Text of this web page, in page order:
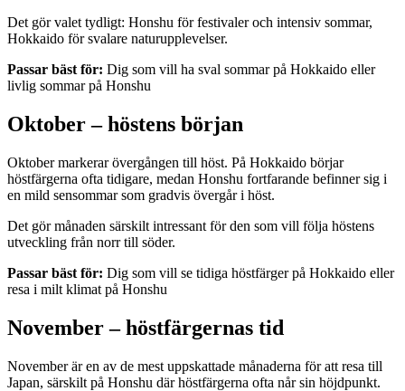
Det gör valet tydligt: Honshu för festivaler och intensiv sommar,
Hokkaido för svalare naturupplevelser.
Passar bäst för: Dig som vill ha sval sommar på Hokkaido eller
livlig sommar på Honshu
Oktober – höstens början
Oktober markerar övergången till höst. På Hokkaido börjar
höstfärgerna ofta tidigare, medan Honshu fortfarande befinner sig i
en mild sensommar som gradvis övergår i höst.
Det gör månaden särskilt intressant för den som vill följa höstens
utveckling från norr till söder.
Passar bäst för: Dig som vill se tidiga höstfärger på Hokkaido eller
resa i milt klimat på Honshu
November – höstfärgernas tid
November är en av de mest uppskattade månaderna för att resa till
Japan, särskilt på Honshu där höstfärgerna ofta når sin höjdpunkt.